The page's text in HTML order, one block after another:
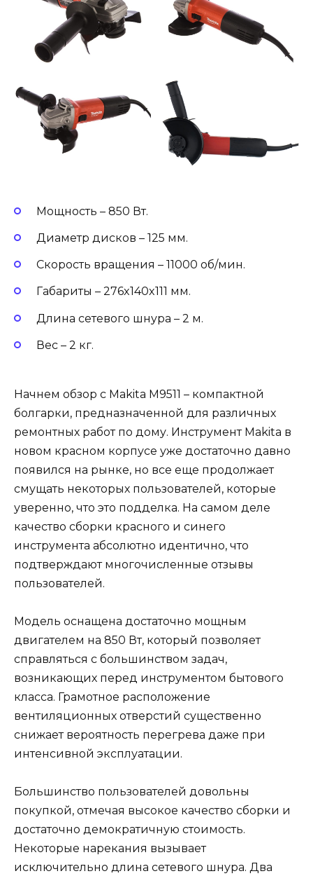
Мощность – 850 Вт.
Диаметр дисков – 125 мм.
Скорость вращения – 11000 об/мин.
Габариты – 276x140x111 мм.
Длина сетевого шнура – 2 м.
Вес – 2 кг.
Начнем обзор с Makita M9511 – компактной
болгарки, предназначенной для различных
ремонтных работ по дому. Инструмент Makita в
новом красном корпусе уже достаточно давно
появился на рынке, но все еще продолжает
смущать некоторых пользователей, которые
уверенно, что это подделка. На самом деле
качество сборки красного и синего
инструмента абсолютно идентично, что
подтверждают многочисленные отзывы
пользователей.
Модель оснащена достаточно мощным
двигателем на 850 Вт, который позволяет
справляться с большинством задач,
возникающих перед инструментом бытового
класса. Грамотное расположение
вентиляционных отверстий существенно
снижает вероятность перегрева даже при
интенсивной эксплуатации.
Большинство пользователей довольны
покупкой, отмечая высокое качество сборки и
достаточно демократичную стоимость.
Некоторые нарекания вызывает
исключительно длина сетевого шнура. Два